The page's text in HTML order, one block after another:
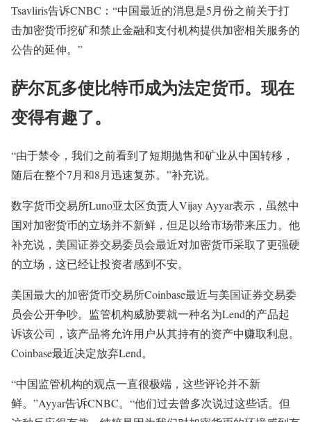
Tsavliris告诉CNBC：“中国最近的消息是5月份之前关于打
击加密货币挖矿和禁止金融和支付机构提供加密相关服务的
公告的延伸。”
萨尔瓦多使比特币成为法定货币。现在
变得有趣了。
“由于禁令，我们之前看到了短期抛售和矿业从中国转移，
随后在整个7月和8月迅速复苏。”补充说。
数字货币交易所Luno亚太区负责人Vijay Ayyar表示，虽然中
国对加密货币的立场并不新鲜，但足以给市场带来压力。他
补充说，美国证券交易委员会最近对加密货币采取了更强硬
的立场，这已经让投资者感到不安。
美国最大的加密货币交易所Coinbase最近与美国证券交易委
员会公开争吵。监管机构威胁要就一种名为Lend的产品起
诉该公司，该产品将允许用户从其持有的资产中赚取利息。
Coinbase最近决定放弃Lend。
“中国监管机构的观点一直很极端，这些评论并不新
鲜。”Ayyar告诉CNBC。“他们过去曾多次说过这些话。但